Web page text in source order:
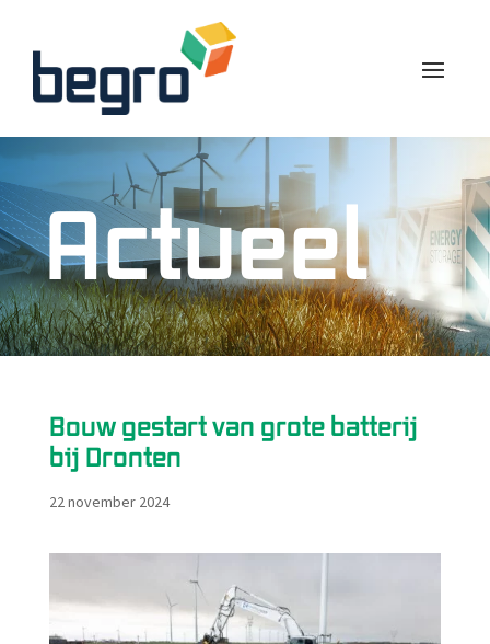
Actueel
Bouw gestart van grote batterij
bij Dronten
22 november 2024